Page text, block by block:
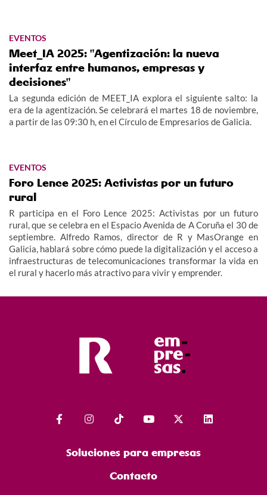
EVENTOS
Meet_IA 2025: "Agentización: la nueva
interfaz entre humanos, empresas y
decisiones"
La segunda edición de MEET_IA explora el siguiente salto: la
era de la agentización. Se celebrará el martes 18 de noviembre,
a partir de las 09:30 h, en el Círculo de Empresarios de Galicia.
EVENTOS
Foro Lence 2025: Activistas por un futuro
rural
R participa en el Foro Lence 2025: Activistas por un futuro
rural, que se celebra en el Espacio Avenida de A Coruña el 30 de
septiembre. Alfredo Ramos, director de R y MasOrange en
Galicia, hablará sobre cómo puede la digitalización y el acceso a
infraestructuras de telecomunicaciones transformar la vida en
el rural y hacerlo más atractivo para vivir y emprender.
Soluciones para empresas
Contacto